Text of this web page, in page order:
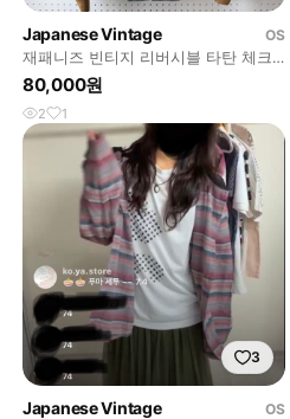
Japanese Vintage
OS
재패니즈 빈티지 리버시블 타탄 체크
블루종
80,000원
2 1
3
Japanese Vintage
OS